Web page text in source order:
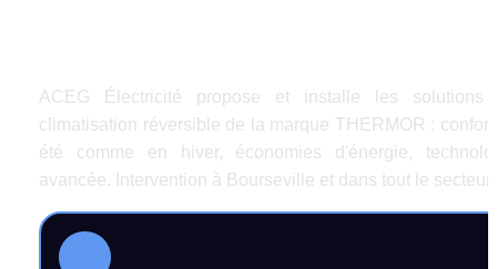
ACEG Électricité propose et installe les solutions
climatisation réversible de la marque THERMOR : confort
été comme en hiver, économies d'énergie,
avancée. Intervention à Bourseville et dans tout le secteur.